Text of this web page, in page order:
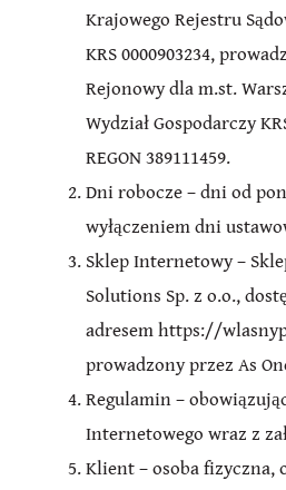
Krajowego Rejestru
KRS 0000903234,
Rejonowy dla m.st.
Wydział Gospodarczy
REGON 389111459.
Dni robocze – dni od
wyłączeniem dni
Sklep Internetowy –
Solutions Sp. z o.o.,
adresem https://
prowadzony przez As
Regulamin –
Internetowego wraz z
Klient – osoba fizyczna,